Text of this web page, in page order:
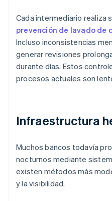
Cada intermediario realiza
prevención de lavado de
Incluso inconsistencias
generar revisiones
durante días. Estos
procesos actuales son
Infraestructura
Muchos bancos todavía
nocturnos mediante
existen métodos más
y la visibilidad.